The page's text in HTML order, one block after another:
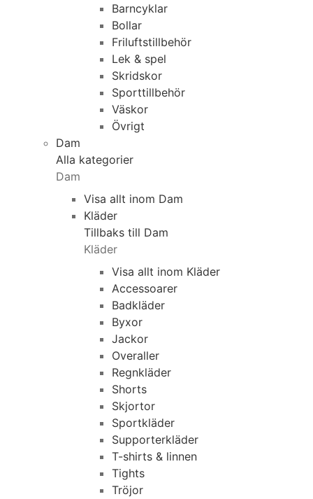
Barncyklar
Bollar
Friluftstillbehör
Lek & spel
Skridskor
Sporttillbehör
Väskor
Övrigt
Dam
Alla kategorier
Dam
Visa allt inom Dam
Kläder
Tillbaks till Dam
Kläder
Visa allt inom Kläder
Accessoarer
Badkläder
Byxor
Jackor
Overaller
Regnkläder
Shorts
Skjortor
Sportkläder
Supporterkläder
T-shirts & linnen
Tights
Tröjor